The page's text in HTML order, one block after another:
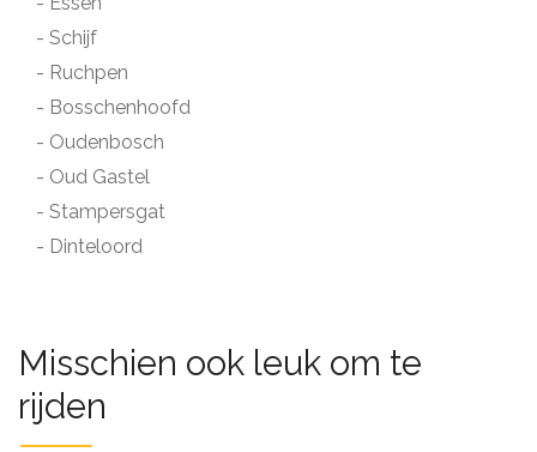
- Schijf
- Ruchpen
- Bosschenhoofd
- Oudenbosch
- Oud Gastel
- Stampersgat
- Dinteloord
Misschien ook leuk om te
rijden